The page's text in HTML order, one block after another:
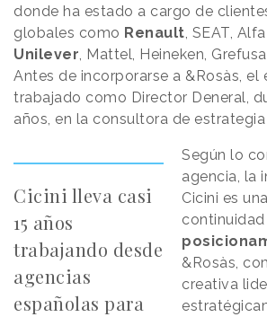
donde ha estado a cargo de
globales como Renault, SEAT,
Unilever, Mattel, Heineken,
Antes de incorporarse a &Rosàs, el
trabajado como Director Deneral,
años, en la consultora de
Cicini lleva casi
15 años
trabajando desde
agencias
españolas para
Según lo
agencia, la
Cicini es
&Rosàs,
creativa